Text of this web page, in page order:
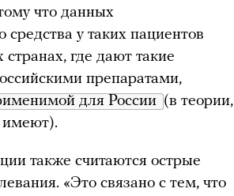
что данных
средства у таких пациентов
где дают такие
препаратами,
для России (в теории,
имеют).
также считаются острые
«Это связано с тем, что